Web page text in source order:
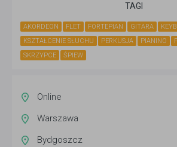
TAGI
AKORDEON FLET FORTEPIAN GITARA
KSZTAŁCENIE SŁUCHU
PERKUSJA PIANINO
SKRZYPCE
ŚPIEW
Online
Warszawa
Bydgoszcz